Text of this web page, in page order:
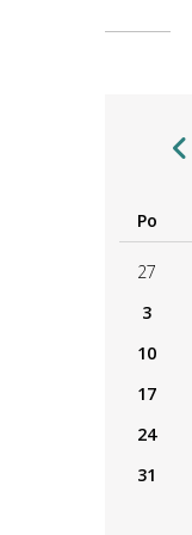
Po
27
3
10
17
24
31